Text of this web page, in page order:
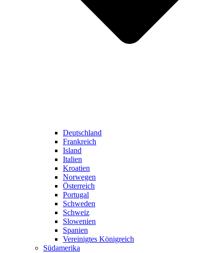
Deutschland
Frankreich
Island
Italien
Kroatien
Norwegen
Österreich
Portugal
Schweden
Schweiz
Slowenien
Spanien
Vereinigtes Königreich
Südamerika